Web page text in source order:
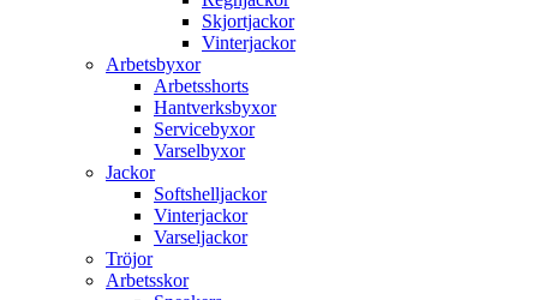
Skjortjackor
Vinterjackor
Arbetsbyxor
Arbetsshorts
Hantverksbyxor
Servicebyxor
Varselbyxor
Jackor
Softshelljackor
Vinterjackor
Varseljackor
Tröjor
Arbetsskor